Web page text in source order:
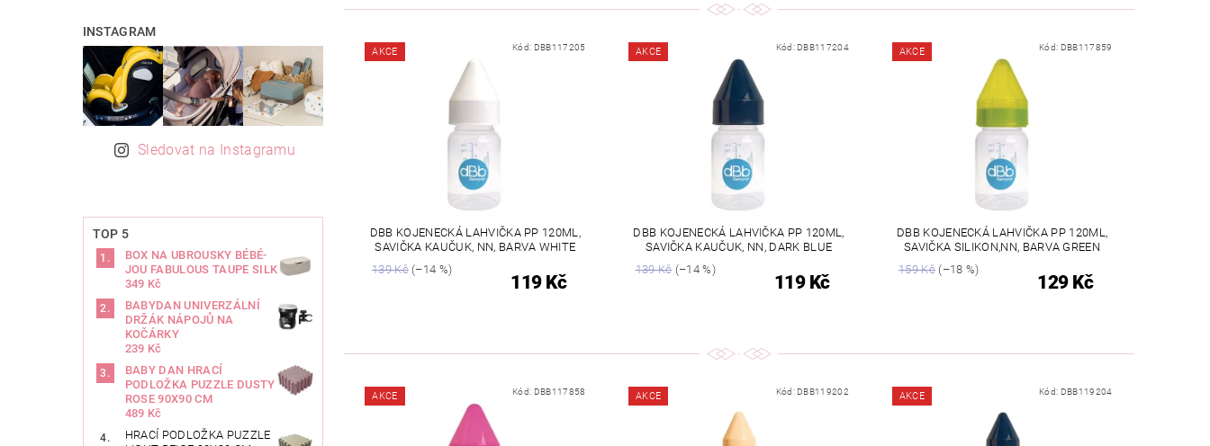
INSTAGRAM
Sledovat na Instagramu
TOP 5
BOX NA UBROUSKY BÉBÉ-
JOU FABULOUS TAUPE SILK
349 Kč
BABYDAN UNIVERZÁLNÍ
DRŽÁK NÁPOJŮ NA
KOČÁRKY
239 Kč
BABY DAN HRACÍ
PODLOŽKA PUZZLE DUSTY
ROSE 90X90 CM
489 Kč
HRACÍ PODLOŽKA PUZZLE
AKCE Kód: DBB117205
DBB KOJENECKÁ LAHVIČKA PP 120ML,
SAVIČKA KAUČUK, NN, BARVA WHITE
139 Kč(–14 %)
119 Kč
AKCE Kód: DBB117204
DBB KOJENECKÁ LAHVIČKA PP 120ML,
SAVIČKA KAUČUK, NN, DARK BLUE
139 Kč(–14 %)
119 Kč
AKCE Kód: DBB117859
DBB KOJENECKÁ LAHVIČKA PP 120ML,
SAVIČKA SILIKON,NN, BARVA GREEN
159 Kč (–18 %)
129 Kč
AKCE Kód: DBB117858 AKCE Kód: DBB119202 AKCE Kód: DBB119204